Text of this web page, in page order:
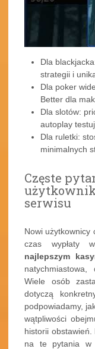
Dla
strategii i
Dla poker
Better dla
Dla slotów:
autoplay
Dla ruletki:
minimalnych
Częste
serwisu
Nowi użytkownicy
czas wypłaty
najlepszym
Wiele osób
dotyczą
podpowiadamy,
wątpliwości
historii
na te pytania w